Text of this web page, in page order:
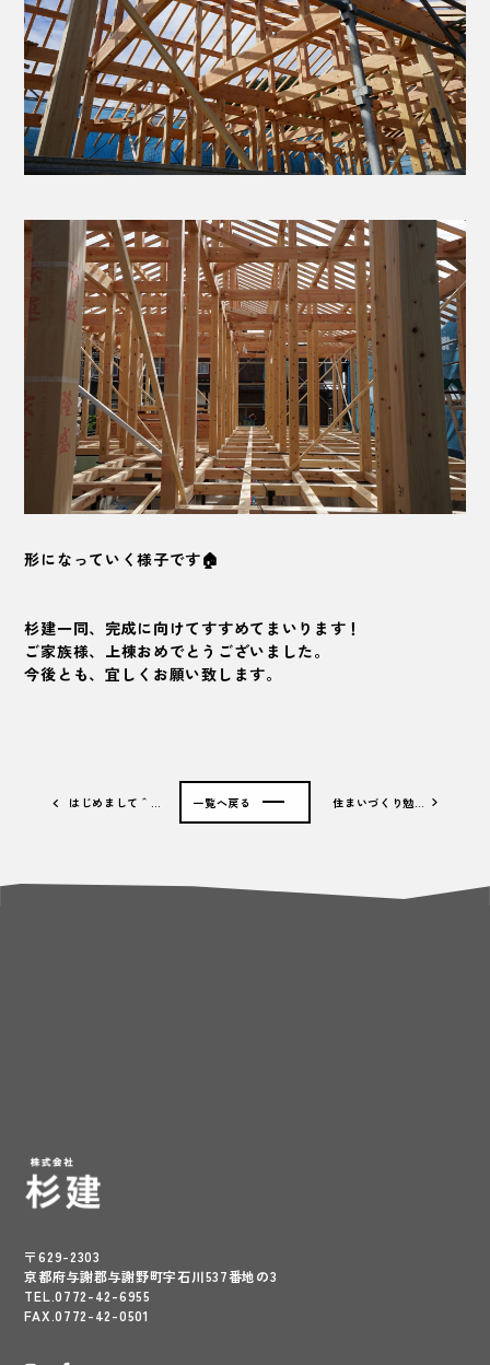
形になっていく様子です🏠
杉建一同、完成に向けてすすめてまいります！
ご家族様、上棟おめでとうございました。
今後とも、宜しくお願い致します。
はじめまして＾… 住まいづくり勉…
一覧へ戻る
〒629-2303
京都府与謝郡与謝野町字石川537番地の3
TEL.0772-42-6955
FAX.0772-42-0501